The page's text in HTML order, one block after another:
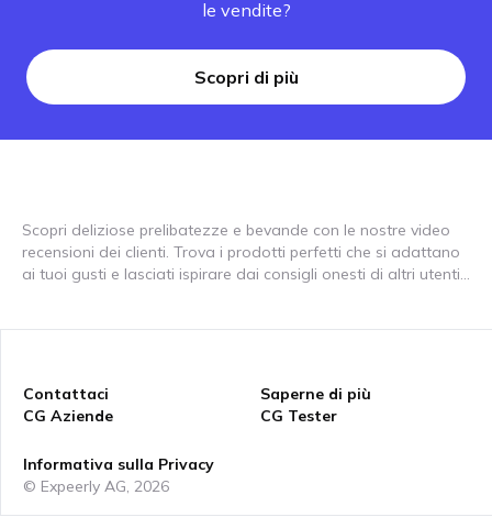
le vendite?
Scopri di più
Scopri deliziose prelibatezze e bevande con le nostre video
recensioni dei clienti. Trova i prodotti perfetti che si adattano
ai tuoi gusti e lasciati ispirare dai consigli onesti di altri utenti.
gusto che nella qualità. Che tu stia cercando alternative
salutari, sapori esotici o nuove esperienze culinarie, le nostre
recensioni ti aiuteranno a trovare ciò che è giusto per te.
Contattaci
CG Aziende
Saperne di più
CG Tester
Informativa sulla Privacy
© Expeerly AG, 2026